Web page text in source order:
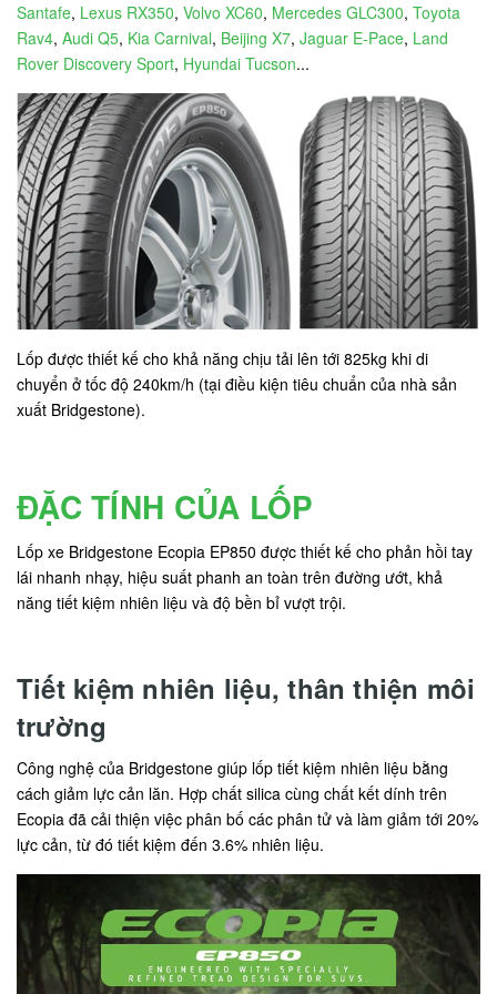
Santafe, Lexus RX350, Volvo XC60, Mercedes GLC300, Toyota
Rav4, Audi Q5, Kia Carnival, Beijing X7, Jaguar E-Pace, Land
Rover Discovery Sport, Hyundai Tucson...
Lốp được thiết kế cho khả năng chịu tải lên tới 825kg khi di
chuyển ở tốc độ 240km/h (tại điều kiện tiêu chuẩn của nhà sản
xuất Bridgestone).
ĐẶC TÍNH CỦA LỐP
Lốp xe Bridgestone Ecopia EP850 được thiết kế cho phản hồi tay
lái nhanh nhạy, hiệu suất phanh an toàn trên đường ướt, khả
năng tiết kiệm nhiên liệu và độ bền bỉ vượt trội.
Tiết kiệm nhiên liệu, thân thiện môi
trường
Công nghệ của Bridgestone giúp lốp tiết kiệm nhiên liệu bằng
cách giảm lực cản lăn. Hợp chất silica cùng chất kết dính trên
Ecopia đã cải thiện việc phân bố các phân tử và làm giảm tới 20%
lực cản, từ đó tiết kiệm đến 3.6% nhiên liệu.